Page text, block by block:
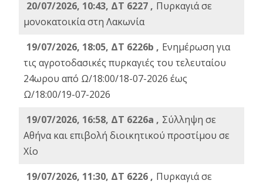
20/07/2026, 10:43, ΔΤ 6227 , Πυρκαγιά σε
μονοκατοικία στη Λακωνία
19/07/2026, 18:05, ΔΤ 6226b , Ενημέρωση για
τις αγροτοδασικές πυρκαγιές του τελευταίου
24ωρου από Ω/18:00/18-07-2026 έως
Ω/18:00/19-07-2026
19/07/2026, 16:58, ΔΤ 6226a , Σύλληψη σε
Αθήνα και επιβολή διοικητικού προστίμου σε
Χίο
19/07/2026, 11:30, ΔΤ 6226 , Πυρκαγιά σε